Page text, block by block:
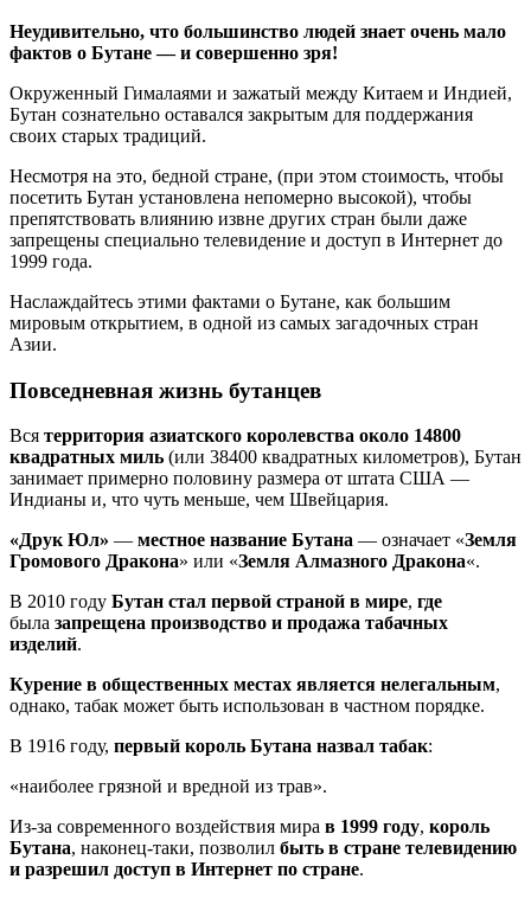
Неудивительно, что большинство людей знает очень мало
фактов о Бутане — и совершенно зря!
Окруженный Гималаями и зажатый между Китаем и Индией,
Бутан сознательно оставался закрытым для поддержания
своих старых традиций.
Несмотря на это, бедной стране, (при этом стоимость, чтобы
посетить Бутан установлена непомерно высокой), чтобы
препятствовать влиянию извне других стран были даже
запрещены специально телевидение и доступ в Интернет до
1999 года.
Наслаждайтесь этими фактами о Бутане, как большим
мировым открытием, в одной из самых загадочных стран
Азии.
Повседневная жизнь бутанцев
Вся территория азиатского королевства около 14800
квадратных миль (или 38400 квадратных километров), Бутан
занимает примерно половину размера от штата США —
Индианы и, что чуть меньше, чем Швейцария.
«Друк Юл» — местное название Бутана — означает «Земля
Громового Дракона» или «Земля Алмазного Дракона«.
В 2010 году Бутан стал первой страной в мире, где
была запрещена производство и продажа табачных
изделий.
Курение в общественных местах является нелегальным,
однако, табак может быть использован в частном порядке.
В 1916 году, первый король Бутана назвал табак:
«наиболее грязной и вредной из трав».
Из-за современного воздействия мира в 1999 году, король
Бутана, наконец-таки, позволил быть в стране телевидению
и разрешил доступ в Интернет по стране.